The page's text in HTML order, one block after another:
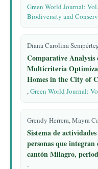
Green World Journal:
Biodiversity and
Diana Carolina
Comparative
Multicriteria
Homes in the City of
,Green World Journal:
Grendy Herrera, Mayra
Sistema de
personas que
cantón Milagro,
,